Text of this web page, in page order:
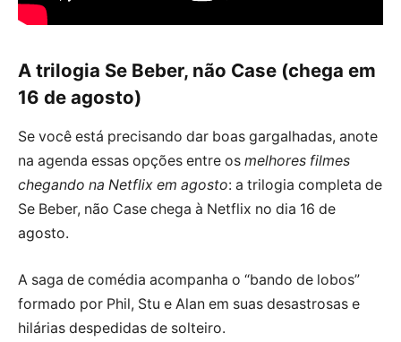
A trilogia Se Beber, não Case (chega em
16 de agosto)
Se você está precisando dar boas gargalhadas, anote
na agenda essas opções entre os melhores filmes
chegando na Netflix em agosto: a trilogia completa de
Se Beber, não Case chega à Netflix no dia 16 de
agosto.
A saga de comédia acompanha o “bando de lobos”
formado por Phil, Stu e Alan em suas desastrosas e
hilárias despedidas de solteiro.